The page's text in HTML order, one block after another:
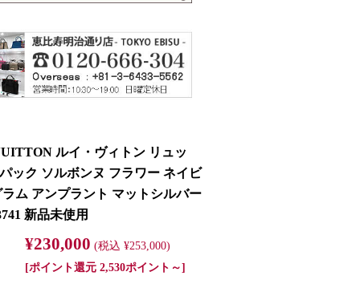
ルイ・ヴィトン リュッ
ック ソルボンヌ フラワー ネイビ
ム アンプラント マットシルバー
新品未使用
¥230,000 (税込 ¥253,000)
[ポイント還元 2,530ポイント～]